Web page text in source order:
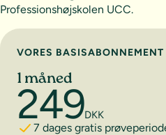
Professionshøjskolen UCC.
Vælg
VORES BASISABONNEMENT
1 måned
249DKK
7 dages gratis